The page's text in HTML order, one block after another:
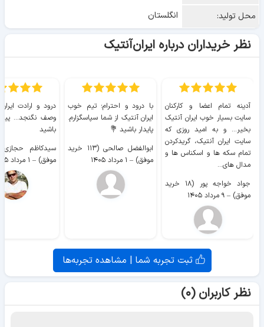
محل تولید:
انگلستان
نظر خریداران درباره ایران‌آنتیک
آدینه تمام اعضا و کارکنان
سایت بسیار خوب ايران آنتیک
بخیر... و به امید روزی که
سایت ايران آنتیک، گریدکردن
تمام سکه ها و اسکناس ها و
مدال های...
جواد خواجه پور (۱۸ خرید
موفق) – ۹ مرداد ۱۴۰۵
با درود و احترام؛ تیم خوب
ایران آنتیک از شما سپاسگزارم.
پایدار باشید 💐
ابوالفضل صالحی (۱۱۳ خرید
موفق) – ۱ مرداد ۱۴۰۵
درود و ارادت
وصف نگنجد...
باشید
موفق) – ۱ مرداد ۱۴۰۵
ثبت تجربه شما | مشاهده تجربه‌ها
نظر کاربران (۰)